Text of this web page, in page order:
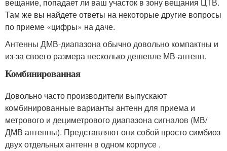
вещание, попадает ли ваш участок в зону вещания ЦТВ.
Там же вы найдете ответы на некоторые другие вопросы
по приеме «цифры» на даче.
Антенны ДМВ-диапазона обычно довольно компактны и
из-за своего размера несколько дешевле МВ-антенн.
Комбинированная
Довольно часто производители выпускают
комбинированные варианты антенн для приема и
метрового и дециметрового диапазона сигналов (МВ/
ДМВ антенны). Представляют они собой просто симбиоз
двух отдельных антенн в одном корпусе .